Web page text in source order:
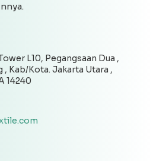
L10, Pegangsaan Dua ,
, Kab/Kota. Jakarta Utara ,
14240